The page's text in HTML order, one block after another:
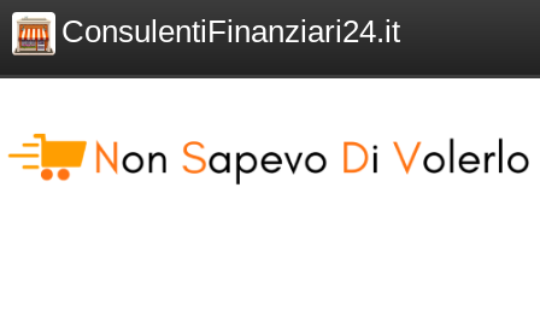
ConsulentiFinanziari24.it